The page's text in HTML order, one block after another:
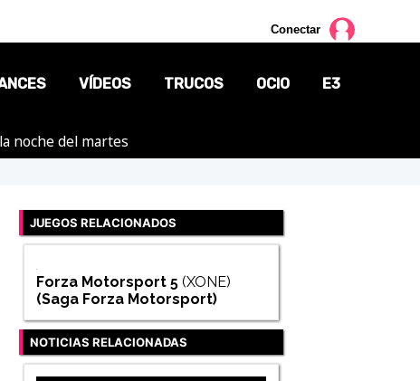
Conectar
VÍDEOS TRUCOS OCIO E3
noche del martes
JUEGOS RELACIONADOS
Forza Motorsport 5 (XONE)
(Saga Forza Motorsport)
NOTICIAS RELACIONADAS